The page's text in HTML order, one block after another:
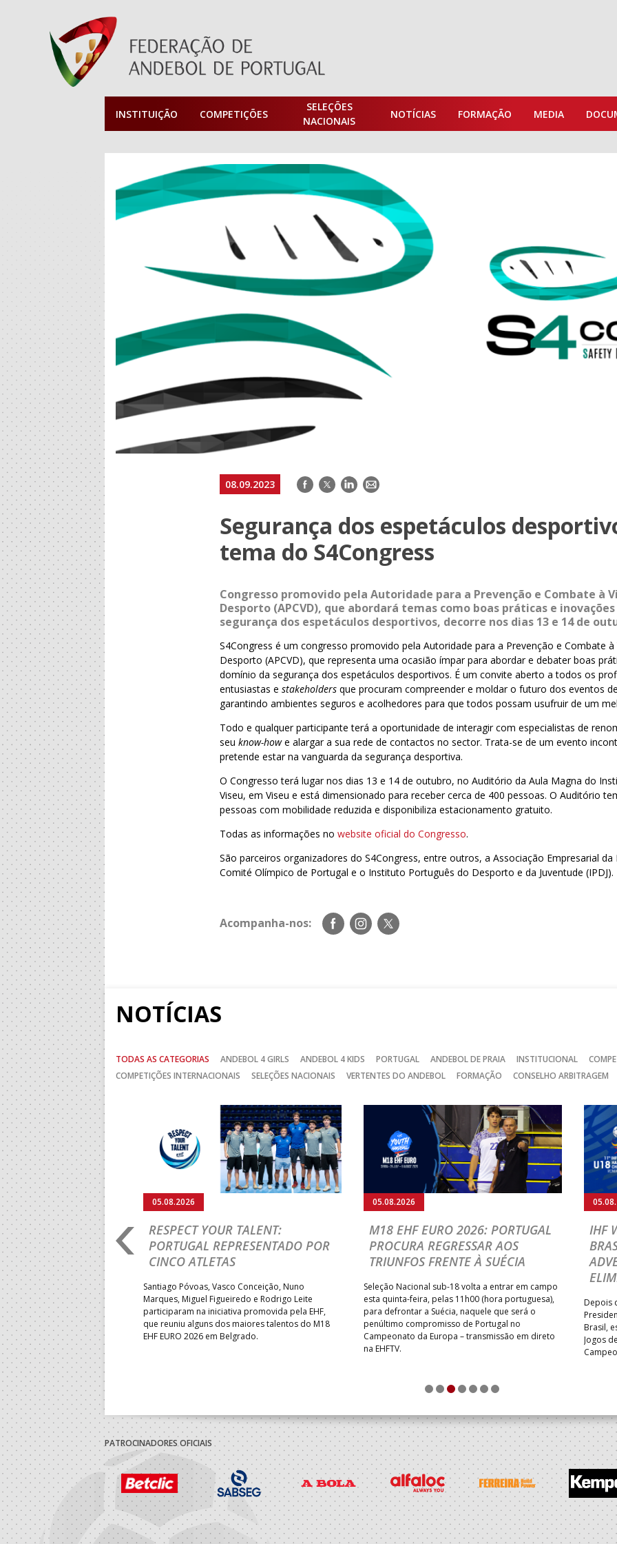
INSTITUIÇÃO COMPETIÇÕES
SELEÇÕES
NACIONAIS
NOTÍCIAS FORMAÇÃO MEDIA
08.09.2023 Facebook
TwitterLinkedIn
E-
Segurança dos espetáculos
tema do S4Congress
Congresso promovido pela Autoridade para a Prevenção e Combate à
Desporto (APCVD), que abordará temas como boas práticas e
segurança dos espetáculos desportivos, decorre nos dias 13 e 14 de
S4Congress é um congresso promovido pela Autoridade para a Prevenção e Combate à
Desporto (APCVD), que representa uma ocasião ímpar para abordar e debater boas
domínio da segurança dos espetáculos desportivos. É um convite aberto a todos os
entusiastas estakeholdersque procuram compreender e moldar o futuro dos eventos
garantindo ambientes seguros e acolhedores para que todos possam usufruir de um
Todo e qualquer participante terá a oportunidade de interagir com especialistas de
seuknow-howe alargar a sua rede de contactos no sector. Trata-se de um evento
pretende estar na vanguarda da segurança desportiva.
O Congresso terá lugar nos dias 13 e 14 de outubro, no Auditório da Aula Magna do
Viseu, em Viseu e está dimensionado para receber cerca de 400 pessoas. O Auditório
pessoas com mobilidade reduzida e disponibiliza estacionamento gratuito.
Todas as informações nowebsite oficial do Congresso.
São parceiros organizadores do S4Congress, entre outros, a Associação Empresarial da
Comité Olímpico de Portugal e o Instituto Português do Desporto e da Juventude (IPDJ).
Acompanha-nos:
Siga-
nos
Siga-
nos
Siga-
nos
NOTÍCIAS
TODAS AS CATEGORIAS ANDEBOL 4 GIRLS ANDEBOL 4 KIDS PORTUGAL ANDEBOL DE PRAIA INSTITUCIONAL
COMPETIÇÕES INTERNACIONAIS
SELEÇÕES NACIONAIS VERTENTES DO ANDEBOL FORMAÇÃO CONSELHO ARBITRAGEM
2026: PORTUGAL
E SEGUE NA LUTA
18 regressou às vitórias no
ao superar a Suécia por 32-
uma vaga para o
do Mundo.
05.08.2026
RESPECT YOUR TALENT:
PORTUGAL REPRESENTADO POR
CINCO ATLETAS
Santiago Póvoas, Vasco Conceição, Nuno
Marques, Miguel Figueiredo e Rodrigo Leite
participaram na iniciativa promovida pela EHF,
que reuniu alguns dos maiores talentos do M18
EHF EURO 2026 em Belgrado.
05.08.2026
M18 EHF EURO 2026: PORTUGAL
PROCURA REGRESSAR AOS
TRIUNFOS FRENTE À SUÉCIA
Seleção Nacional sub-18 volta a entrar em campo
esta quinta-feira, pelas 11h00 (hora portuguesa),
para defrontar a Suécia, naquele que será o
penúltimo compromisso de Portugal no
Campeonato da Europa – transmissão em direto
na EHFTV.
IHF
Depois
Brasil,
Jogos
1 2 3 4 5 6 7
PATROCINADORES OFICIAIS